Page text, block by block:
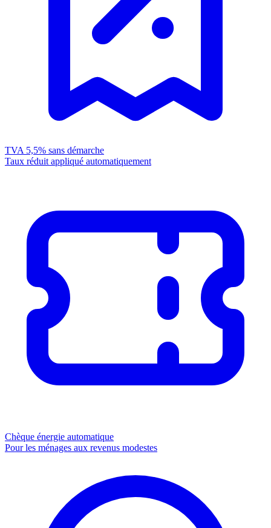
TVA 5,5% sans démarche
Taux réduit appliqué automatiquement
Chèque énergie automatique
Pour les ménages aux revenus modestes